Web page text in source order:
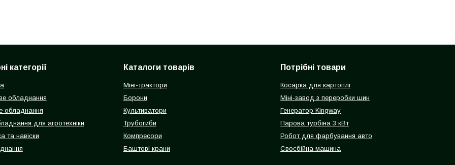
категорії
обладнання
обладнання
для агротехніки
та навіски
Каталоги товарів
Міні-трактори
Борони
Культиватори
Трубогиби
Компресори
Баштові крани
Потрібні товари
Косарка для картоплі
Міні-завод з переробки шин
Генератор Kingway
Парова турбіна 3 кВт
Робот для фарбування авто
Своєбійна машина